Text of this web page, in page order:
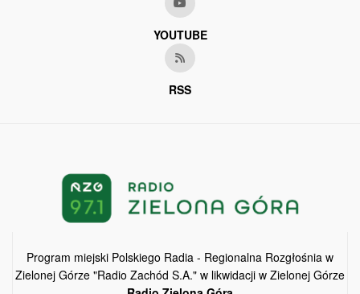
YOUTUBE
RSS
Program miejski Polskiego Radia - Regionalna Rozgłośnia w
Zielonej Górze "Radio Zachód S.A." w likwidacji w Zielonej Górze